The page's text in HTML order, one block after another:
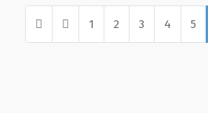
1 2 3 4 5